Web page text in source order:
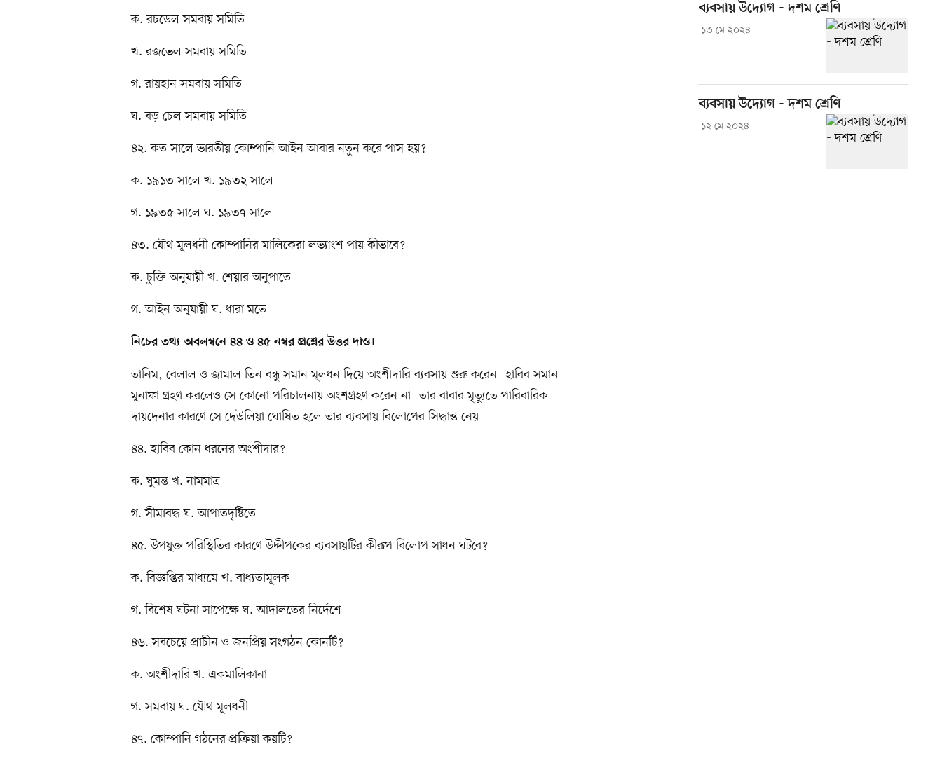
ক. রচডেল সমবায় সমিতি
খ. রজভেল সমবায় সমিতি
গ. রায়হান সমবায় সমিতি
ঘ. বড় চেল সমবায় সমিতি
৪২. কত সালে ভারতীয় কোম্পানি আইন আবার নতুন করে পাস হয়?
ক. ১৯১৩ সালে খ. ১৯৩২ সালে
গ. ১৯৩৫ সালে ঘ. ১৯৩৭ সালে
৪৩. যৌথ মূলধনী কোম্পানির মালিকেরা লভ্যাংশ পায় কীভাবে?
ক. চুক্তি অনুযায়ী খ. শেয়ার অনুপাতে
গ. আইন অনুযায়ী ঘ. ধারা মতে
নিচের তথ্য অবলম্বনে ৪৪ ও ৪৫ নম্বর প্রশ্নের উত্তর দাও।
তানিম, বেলাল ও জামাল তিন বন্ধু সমান মূলধন দিয়ে অংশীদারি ব্যবসায় শুরু করেন। হাবিব সমান
মুনাফা গ্রহণ করলেও সে কোনো পরিচালনায় অংশগ্রহণ করেন না। তার বাবার মৃত্যুতে পারিবারিক
দায়দেনার কারণে সে দেউলিয়া ঘোষিত হলে তার ব্যবসায় বিলোপের সিদ্ধান্ত নেয়।
৪৪. হাবিব কোন ধরনের অংশীদার?
ক. ঘুমন্ত খ. নামমাত্র
গ. সীমাবদ্ধ ঘ. আপাতদৃষ্টিতে
৪৫. উপযুক্ত পরিস্থিতির কারণে উদ্দীপকের ব্যবসায়টির কীরূপ বিলোপ সাধন ঘটবে?
ক. বিজ্ঞপ্তির মাধ্যমে খ. বাধ্যতামূলক
গ. বিশেষ ঘটনা সাপেক্ষে ঘ. আদালতের নির্দেশে
৪৬. সবচেয়ে প্রাচীন ও জনপ্রিয় সংগঠন কোনটি?
ক. অংশীদারি খ. একমালিকানা
গ. সমবায় ঘ. যৌথ মূলধনী
৪৭. কোম্পানি গঠনের প্রক্রিয়া কয়টি?
ব্যবসায় উদ্যোগ - দশম শ্রেণি
১৩ মে ২০২৪
ব্যবসায় উদ্যোগ - দশম শ্রেণি
১২ মে ২০২৪